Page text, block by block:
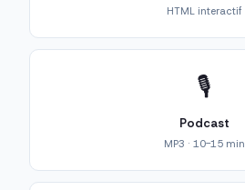
HTML interactif
🎙️
Podcast
MP3 · 10-15 min